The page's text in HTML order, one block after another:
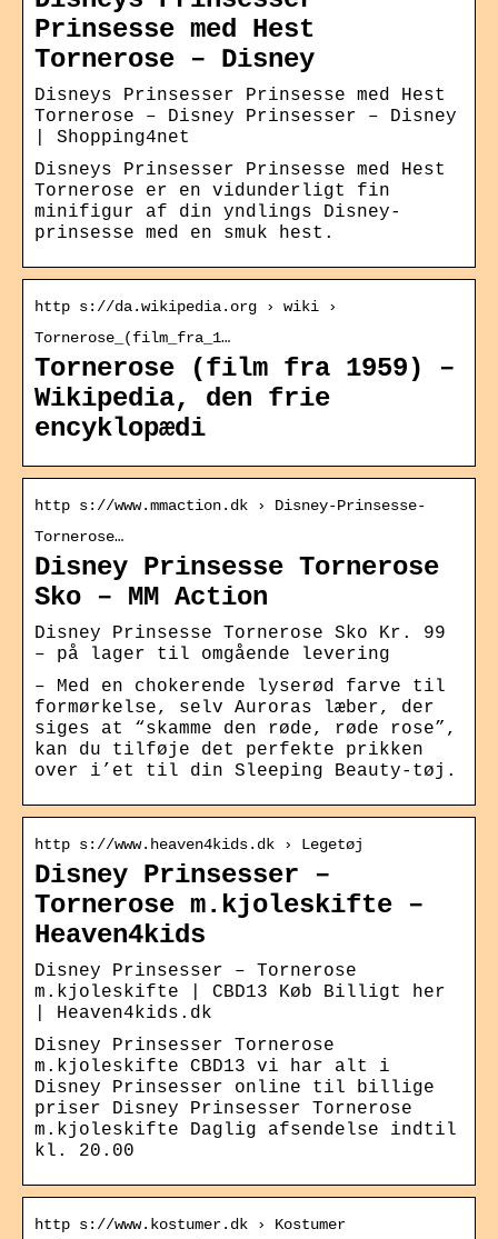
Prinsesse med Hest
Tornerose – Disney
Disneys Prinsesser Prinsesse med Hest
Tornerose – Disney Prinsesser – Disney
| Shopping4net
Disneys Prinsesser Prinsesse med Hest
Tornerose er en vidunderligt fin
minifigur af din yndlings Disney-
prinsesse med en smuk hest.
http s://da.wikipedia.org › wiki ›
Tornerose_(film_fra_1…
Tornerose (film fra 1959) –
Wikipedia, den frie
encyklopædi
http s://www.mmaction.dk › Disney-Prinsesse-
Tornerose…
Disney Prinsesse Tornerose
Sko – MM Action
Disney Prinsesse Tornerose Sko Kr. 99
– på lager til omgående levering
– Med en chokerende lyserød farve til
formørkelse, selv Auroras læber, der
siges at “skamme den røde, røde rose”,
kan du tilføje det perfekte prikken
over i’et til din Sleeping Beauty-tøj.
http s://www.heaven4kids.dk › Legetøj
Disney Prinsesser –
Tornerose m.kjoleskifte –
Heaven4kids
Disney Prinsesser – Tornerose
m.kjoleskifte | CBD13 Køb Billigt her
| Heaven4kids.dk
Disney Prinsesser Tornerose
m.kjoleskifte CBD13 vi har alt i
Disney Prinsesser online til billige
priser Disney Prinsesser Tornerose
m.kjoleskifte Daglig afsendelse indtil
kl. 20.00
http s://www.kostumer.dk › Kostumer